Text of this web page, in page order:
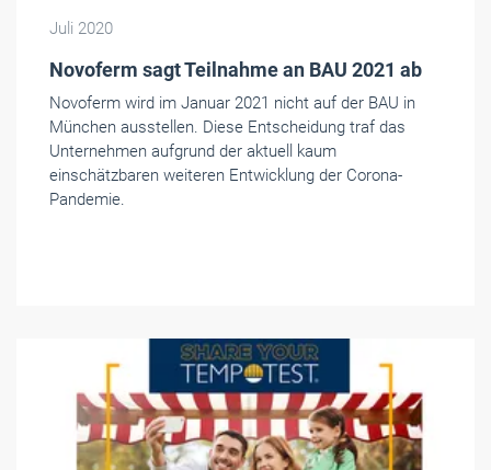
Juli 2020
Novoferm sagt Teilnahme an BAU 2021 ab
Novoferm wird im Januar 2021 nicht auf der BAU in
München ausstellen. Diese Entscheidung traf das
Unternehmen aufgrund der aktuell kaum
einschätzbaren weiteren Entwicklung der Corona-
Pandemie.